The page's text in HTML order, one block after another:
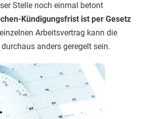
Stelle noch einmal betont
Kündigungsfrist ist per Gesetz
Arbeitsvertrag kann die
anders geregelt sein.